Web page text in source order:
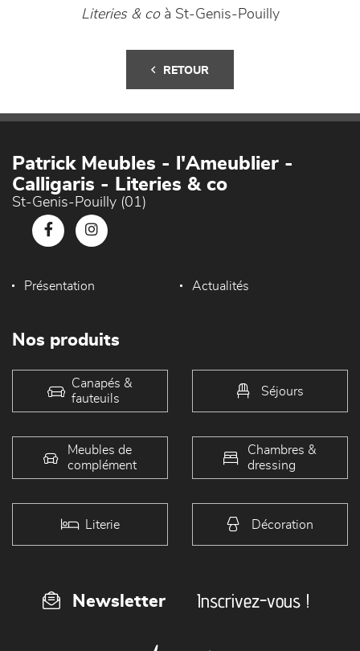
Literies & coà St-Genis-Pouilly
RETOUR
Patrick Meubles - l'Ameublier -
Calligaris - Literies & co
St-Genis-Pouilly (01)
Présentation Actualités
Nos produits
Canapés &
fauteuils
Séjours
Meubles de
complément
Chambres &
dressing
Literie Décoration
Newsletter Inscrivez-vous !